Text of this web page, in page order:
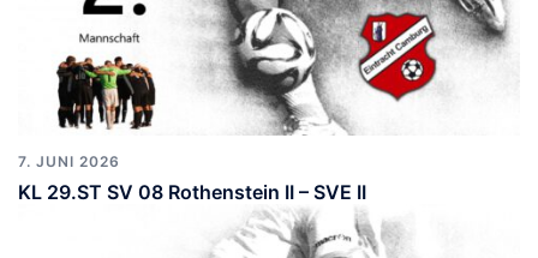
7. JUNI 2026
KL 29.ST SV 08 Rothenstein II – SVE II